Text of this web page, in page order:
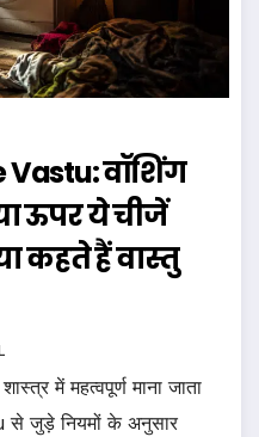
वॉशिंग
ऊपर ये चीजें
कहते हैं वास्तु
में महत्वपूर्ण माना जाता
जुड़े नियमों के अनुसार